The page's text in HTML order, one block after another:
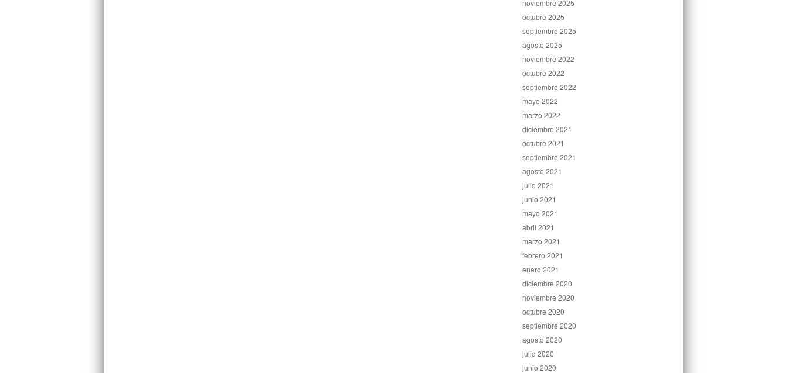
noviembre 2025
octubre 2025
septiembre 2025
agosto 2025
noviembre 2022
octubre 2022
septiembre 2022
mayo 2022
marzo 2022
diciembre 2021
octubre 2021
septiembre 2021
agosto 2021
julio 2021
junio 2021
mayo 2021
abril 2021
marzo 2021
febrero 2021
enero 2021
diciembre 2020
noviembre 2020
octubre 2020
septiembre 2020
agosto 2020
julio 2020
junio 2020